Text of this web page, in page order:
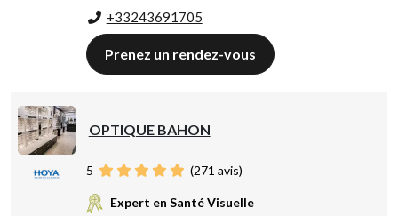
+33243691705
Prenez un rendez-vous
OPTIQUE BAHON
5 (271 avis)
Expert en Santé Visuelle